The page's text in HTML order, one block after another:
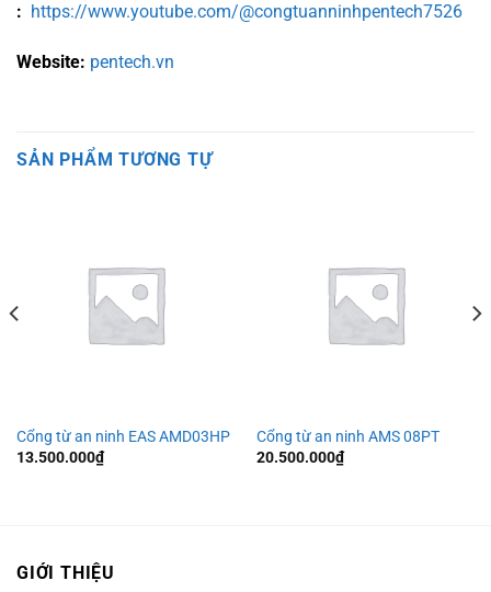
: https://www.youtube.com/@congtuanninhpentech7526
Website: pentech.vn
SẢN PHẨM TƯƠNG TỰ
Cổng từ an ninh EAS AMD03HP
13.500.000₫
Cổng từ an ninh AMS 08PT
20.500.000₫
GIỚI THIỆU